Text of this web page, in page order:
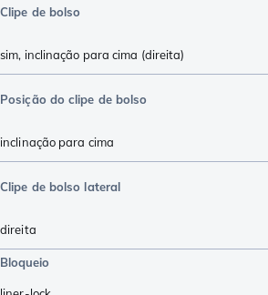
Clipe de bolso
sim, inclinação para cima (direita)
Posição do clipe de bolso
inclinação para cima
Clipe de bolso lateral
direita
Bloqueio